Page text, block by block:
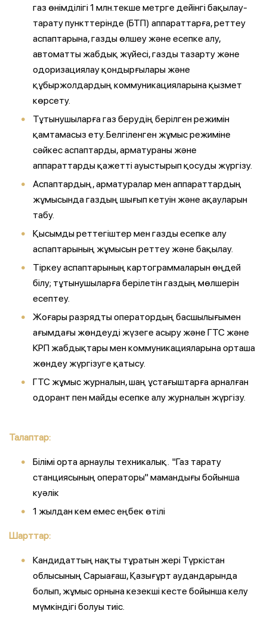
газ өнімділігі 1 млн.текше метрге дейінгі бақылау-
тарату пункттерінде (БТП) аппараттарға, реттеу
аспаптарына, газды өлшеу және есепке алу,
автоматты жабдық жүйесі, газды тазарту және
одоризациялау қондырғылары және
құбыржолдардың коммуникацияларына қызмет
көрсету.
Тұтынушыларға газ берудің берілген режимін
қамтамасыз ету. Белгіленген жұмыс режиміне
сәйкес аспаптарды, арматураны және
аппараттарды қажетті ауыстырып қосуды жүргізу.
Аспаптардың, арматуралар мен аппараттардың
жұмысында газдың шығып кетуін және ақауларын
табу.
Қысымды реттегіштер мен газды есепке алу
аспаптарының жұмысын реттеу және бақылау.
Тіркеу аспаптарының картограммаларын өңдей
білу; тұтынушыларға берілетін газдың мөлшерін
есептеу.
Жоғары разрядты оператордың басшылығымен
ағымдағы жөндеуді жүзеге асыру және ГТС және
КРП жабдықтары мен коммуникацияларына орташа
жөндеу жүргізуге қатысу.
ГТС жұмыс журналын, шаң ұстағыштарға арналған
одорант пен майды есепке алу журналын жүргізу.
Талаптар:
Білімі орта арнаулы техникалық. "Газ тарату
станциясының операторы" мамандығы бойынша
куәлік
1 жылдан кем емес еңбек өтілі
Шарттар:
Кандидаттың нақты тұратын жері Түркістан
облысының Сарыағаш, Қазығұрт аудандарында
болып, жұмыс орнына кезекші кесте бойынша келу
мүмкіндігі болуы тиіс.